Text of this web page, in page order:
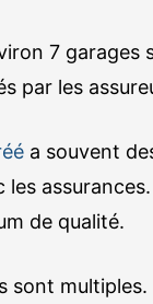
7 garages
par les
a souvent
les
de qualité.
sont multiples.